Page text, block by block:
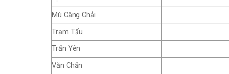
Mù Căng Chải
Trạm Tấu
Trấn Yên
Văn Chấn